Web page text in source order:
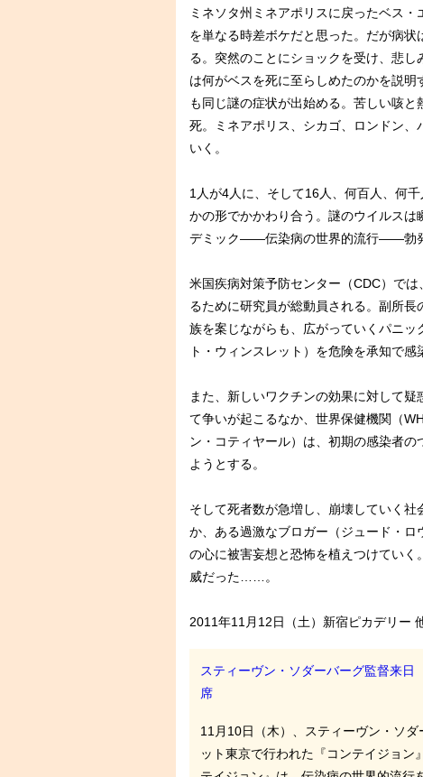
ミネソタ州ミネアポリスに戻ったベス
を単なる時差ボケだと思った。だが病
る。突然のことにショックを受け、悲
は何がベスを死に至らしめたのかを説
も同じ謎の症状が出始める。苦しい咳
死。ミネアポリス、シカゴ、ロンドン
いく。
1人が4人に、そして16人、何百人、何
かの形でかかわり合う。謎のウイルス
デミック――伝染病の世界的流行――勃
米国疾病対策予防センター（CDC）で
るために研究員が総動員される。副所
族を案じながらも、広がっていくパニ
ト・ウィンスレット）を危険を承知で感
また、新しいワクチンの効果に対して
て争いが起こるなか、世界保健機関（
ン・コティヤール）は、初期の感染者
ようとする。
そして死者数が急増し、崩壊していく
か、ある過激なブロガー（ジュード・
の心に被害妄想と恐怖を植えつけていく
威だった……。
2011年11月12日（土）新宿ピカデリー
スティーヴン・ソダーバーグ監督来日
席
11月10日（木）、スティーヴン・ソ
ット東京で行われた『コンテイジョン